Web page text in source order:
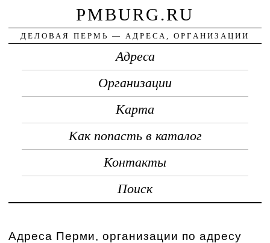
PMBURG.RU
ДЕЛОВАЯ ПЕРМЬ — АДРЕСА, ОРГАНИЗАЦИИ
Адреса
Организации
Карта
Как попасть в каталог
Контакты
Поиск
Адреса Перми, организации по адресу